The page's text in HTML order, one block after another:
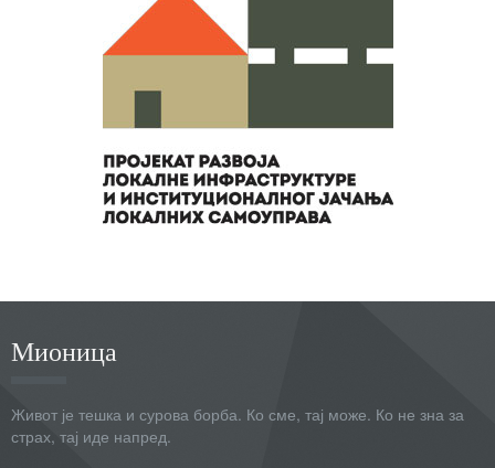
Мионица
Живот је тешка и сурова борба. Ко сме, тај може. Ко не зна за
страх, тај иде напред.